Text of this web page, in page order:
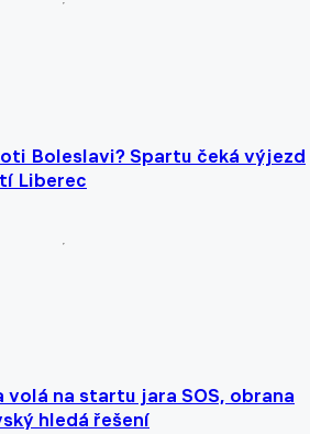
Boleslavi? Spartu čeká výjezd
Liberec
na startu jara SOS, obrana
hledá řešení